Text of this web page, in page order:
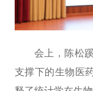
会上，陈松蹊
支撑下的生物医